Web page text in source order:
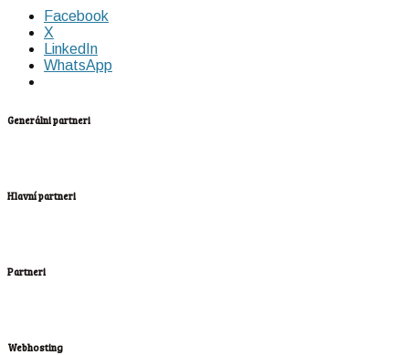
Facebook
X
LinkedIn
WhatsApp
Generálni partneri
Hlavní partneri
Partneri
Webhosting